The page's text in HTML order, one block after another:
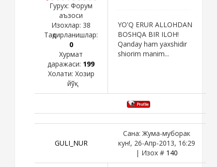
Гурух: Форум
аъзоси
Изохлар: 38
Тақдирланишлар:
0
Хурмат
даражаси: 199
Холати: Хозир
йўқ
YO'Q ERUR ALLOHDAN
BOSHQA BIR ILOH!
Qanday ham yaxshidir
shiorim manim...
GULI_NUR
Сана: Жума-муборак
кун!, 26-Апр-2013, 16:29
| Изох # 140